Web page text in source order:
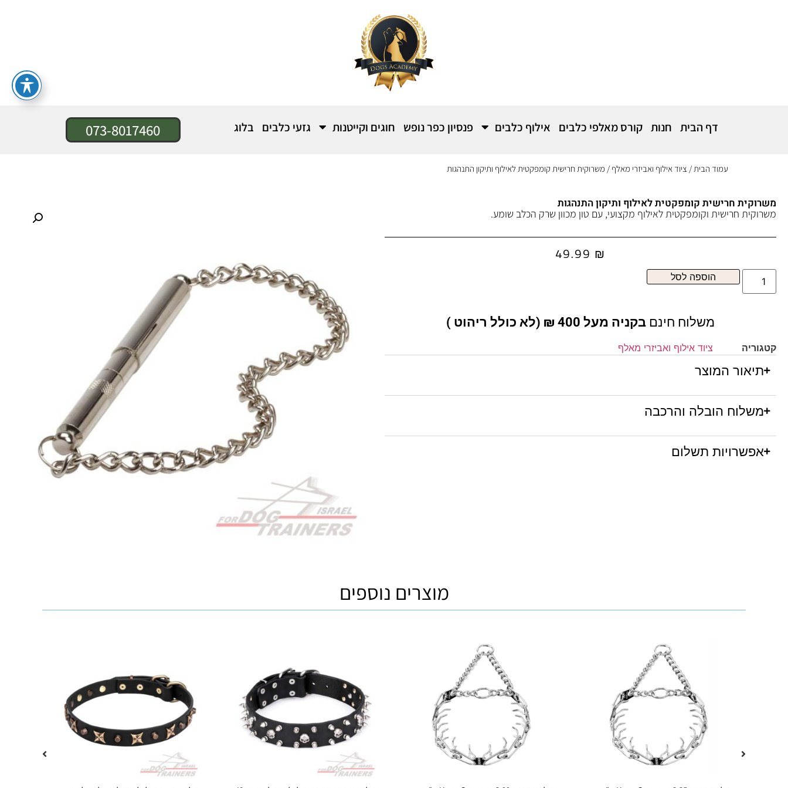
דף הבית חנות קורס מאלפי כלבים אילוף כלבים פנסיון כפר נופש חוגים וקייטנות גזעי כלבים בלוג 073-8017460
עמוד הבית / ציוד אילוף ואביזרי מאלף / משרוקית חרישית קומפקטית לאילוף ותיקון התנהגות
משרוקית חרישית קומפקטית לאילוף ותיקון התנהגות
משרוקית חרישית וקומפקטית לאילוף מקצועי, עם טון מכוון שרק הכלב שומע.
49.99 ₪
הוספה לסל
משלוח חינם בקניה מעל 400 ₪ (לא כולל ריהוט )
קטגוריה ציוד אילוף ואביזרי מאלף
תיאור המוצר
משלוח הובלה והרכבה
אפשרויות תשלום
מוצרים נוספים